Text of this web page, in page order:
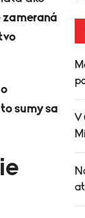
zameraná
sumy sa
V